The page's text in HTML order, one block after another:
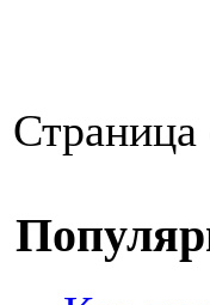
Страница